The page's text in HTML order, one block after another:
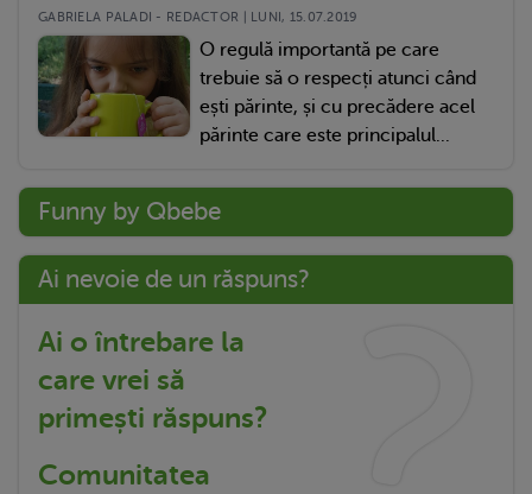
GABRIELA PALADI - REDACTOR | LUNI, 15.07.2019
O regulă importantă pe care
trebuie să o respecți atunci când
ești părinte, și cu precădere acel
părinte care este principalul...
Funny by Qbebe
Ai nevoie de un răspuns?
Ai o întrebare la
care vrei să
primești răspuns?
Comunitatea